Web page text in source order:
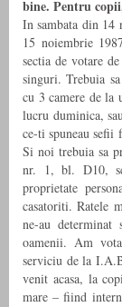
bine. Pentru
In sambata din
15 noiembrie
sectia de votare
singuri. Trebuia
cu 3 camere de la
lucru duminica,
ce-ti spuneau sefii
Si noi trebuia sa
nr. 1, bl. D10,
proprietate
casatoriti. Ratele
ne-au
oamenii. Am
serviciu de la
venit acasa, la
mare – fiind